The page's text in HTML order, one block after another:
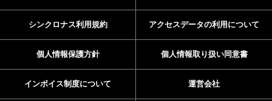
シンクロナス利用規約 アクセスデータの利用について
個人情報保護方針 個人情報取り扱い同意書
インボイス制度について 運営会社